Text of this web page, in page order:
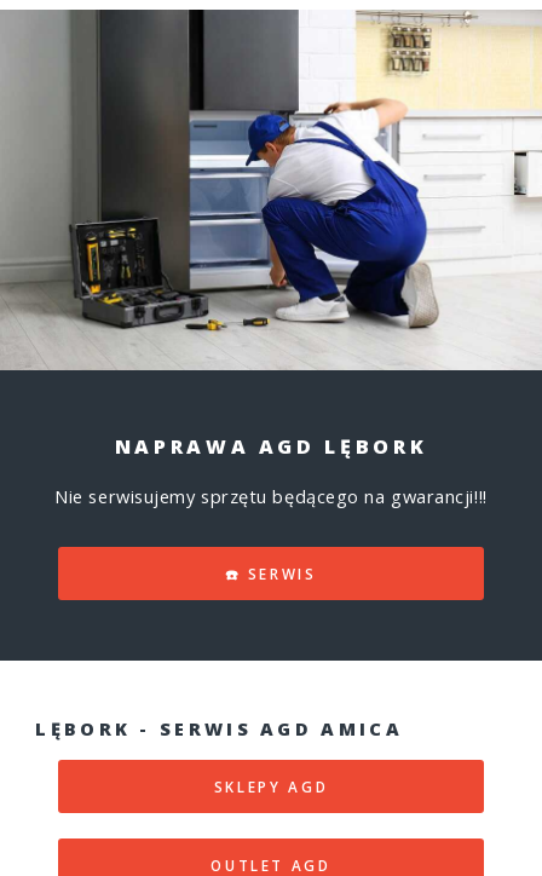
NAPRAWA AGD LĘBORK
Nie serwisujemy sprzętu będącego na gwarancji!!!
☎️ SERWIS
LĘBORK - SERWIS AGD AMICA
SKLEPY AGD
OUTLET AGD